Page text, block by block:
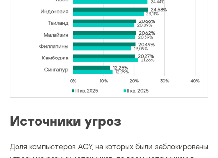
Источники угроз
Доля компьютеров АСУ, на которых были заблокированы